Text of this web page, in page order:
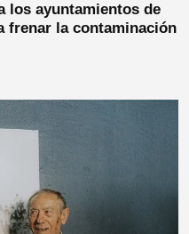
los ayuntamientos de
frenar la contaminación